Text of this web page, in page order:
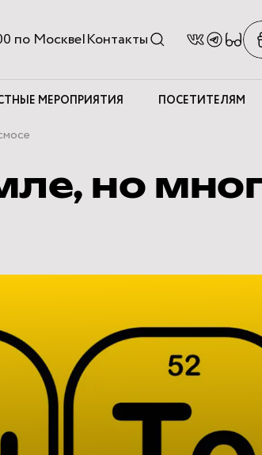
по Москве|Контакты
для
МЕРОПРИЯТИЯ ПОСЕТИТЕЛЯМ
но